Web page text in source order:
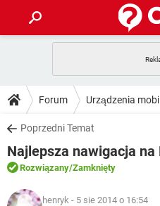
GRY
SPOTIFY
INSTAGRAM
WINDOWS 10
PORADY
PlayStation
SPOTIFY
INSTAGRAM
DO POBRANIA
ANDROID
GRY
IOS
FORUM
COVID-19
ARTYKUŁY
Forum Urządzenia
Poprzedni Temat
Najlepsza nawigacja na
Rozwiązany/Zamknięty
henryk - 5 sie 2014 o 16:54